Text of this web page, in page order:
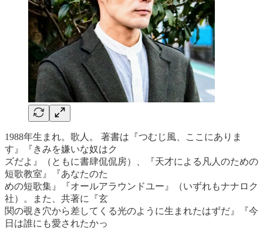
1988年生まれ。歌人。 著書は『つむじ風、ここにありま
す』『きみを嫌いな奴はク
ズだよ』（ともに書肆侃侃房）、『天才による凡人のための
短歌教室』『あなたのた
めの短歌集』『オールアラウンドユー』（いずれもナナロク
社）。また、共著に『玄
関の覗き穴から差してくる光のように生まれたはずだ』『今
日は誰にも愛されたかっ